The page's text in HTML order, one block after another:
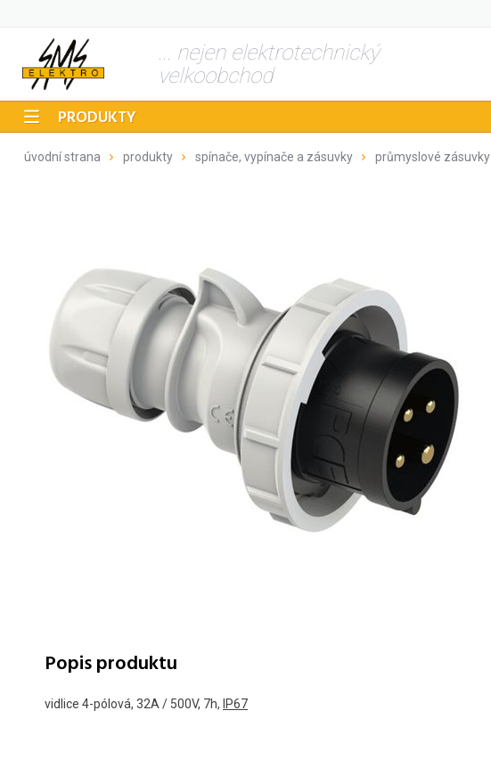
... nejen elektrotechnický
velkoobchod
PRODUKTY
úvodní strana produkty spínače, vypínače a zásuvky průmyslové zásuvky
Popis produktu
vidlice 4-pólová, 32A / 500V, 7h, IP67